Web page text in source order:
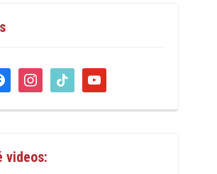
instagram
tiktok youtube
videos: